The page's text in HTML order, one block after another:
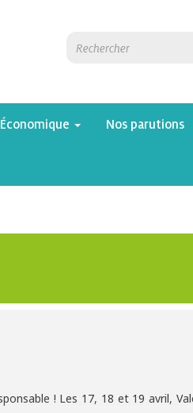
Nos parutions
! Les 17, 18 et 19 avril,